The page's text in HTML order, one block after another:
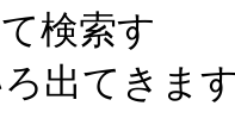
検索す
出てきま